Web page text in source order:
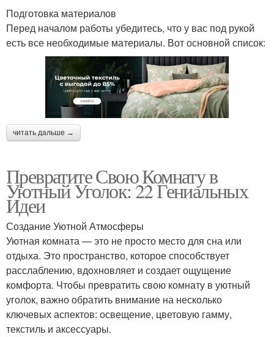
Подготовка материалов
Перед началом работы убедитесь, что у вас под рукой
есть все необходимые материалы. Вот основной список:
читать дальше →
Превратите Свою Комнату в
Уютный Уголок: 22 Гениальных
Идеи
Создание Уютной Атмосферы
Уютная комната — это не просто место для сна или
отдыха. Это пространство, которое способствует
расслаблению, вдохновляет и создает ощущение
комфорта. Чтобы превратить свою комнату в уютный
уголок, важно обратить внимание на несколько
ключевых аспектов: освещение, цветовую гамму,
текстиль и аксессуары.